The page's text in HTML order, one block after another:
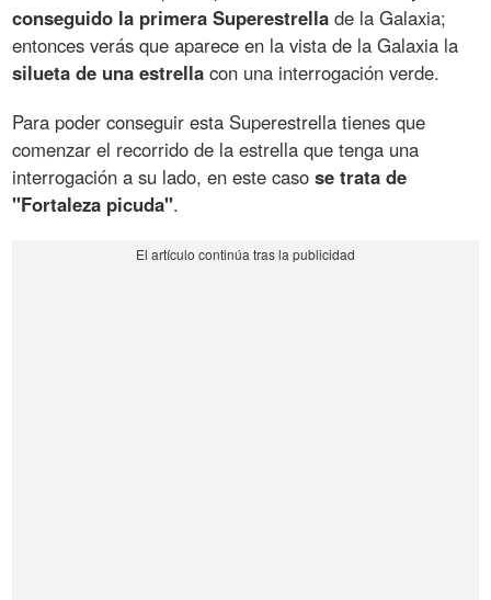
conseguido la primera Superestrella de la Galaxia;
entonces verás que aparece en la vista de la Galaxia la
silueta de una estrella con una interrogación verde.
Para poder conseguir esta Superestrella tienes que
comenzar el recorrido de la estrella que tenga una
interrogación a su lado, en este casose trata de
"Fortaleza picuda".